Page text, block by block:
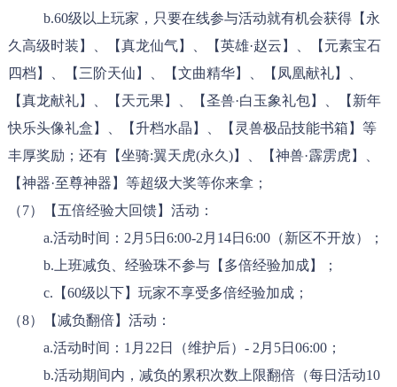
b.60级以上玩家，只要在线参与活动就有机会获得【永
久高级时装】、【真龙仙气】、【英雄·赵云】、【元素宝石
四档】、【三阶天仙】、【文曲精华】、【凤凰献礼】、
【真龙献礼】、【天元果】、【圣兽·白玉象礼包】、【新年
快乐头像礼盒】、【升档水晶】、【灵兽极品技能书箱】等
丰厚奖励；还有【坐骑:翼天虎(永久)】、【神兽·霹雳虎】、
【神器·至尊神器】等超级大奖等你来拿；
（7）【五倍经验大回馈】活动：
a.活动时间：2月5日6:00-2月14日6:00（新区不开放）；
b.上班减负、经验珠不参与【多倍经验加成】；
c.【60级以下】玩家不享受多倍经验加成；
（8）【减负翻倍】活动：
a.活动时间：1月22日（维护后）- 2月5日06:00；
b.活动期间内，减负的累积次数上限翻倍（每日活动10